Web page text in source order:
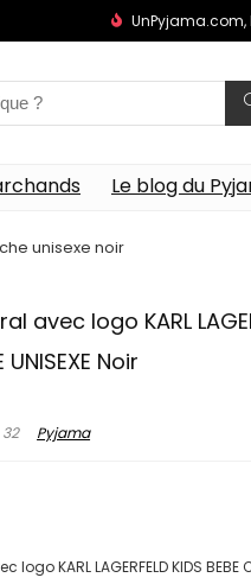
Le blog du
unisexe noir
avec logo KARL
UNISEXE Noir
32 Pyjama
KARL LAGERFELD KIDS BEBE